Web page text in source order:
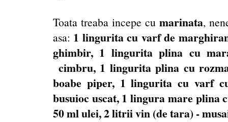
Toata treaba incepe cumarinata,
asa: 1 lingurita cu varf de
ghimbir, 1 lingurita plina cu
cimbru, 1 lingurita plina cu
boabe piper, 1 lingurita cu varf
busuioc uscat, 1 lingura mare plina
50 ml ulei, 2 litrii vin (de tara) -